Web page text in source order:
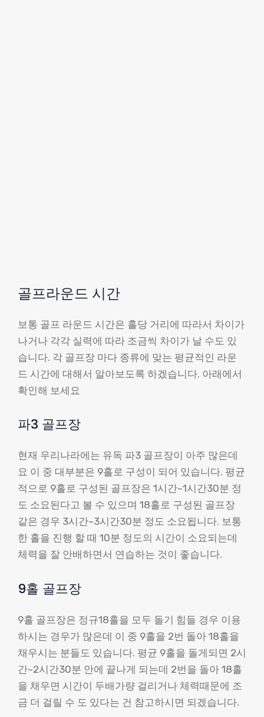
골프라운드 시간
보통 골프 라운드 시간은 홀당 거리에 따라서 차이가
나거나 각각 실력에 따라 조금씩 차이가 날 수도 있
습니다. 각 골프장 마다 종류에 맞는 평균적인 라운
드 시간에 대해서 알아보도록 하겠습니다. 아래에서
확인해 보세요
파3 골프장
현재 우리나라에는 유독 파3 골프장이 아주 많은데
요 이 중 대부분은 9홀로 구성이 되어 있습니다. 평균
적으로 9홀로 구성된 골프장은 1시간~1시간30분 정
도 소요된다고 볼 수 있으며 18홀로 구성된 골프장
같은 경우 3시간~3시간30분 정도 소요됩니다. 보통
한 홀을 진행 할 때 10분 정도의 시간이 소요되는데
체력을 잘 안배하면서 연습하는 것이 좋습니다.
9홀 골프장
9홀 골프장은 정규18홀을 모두 돌기 힘들 경우 이용
하시는 경우가 많은데 이 중 9홀을 2번 돌아 18홀을
채우시는 분들도 있습니다. 평균 9홀을 돌게되면 2시
간~2시간30분 안에 끝나게 되는데 2번을 돌아 18홀
을 채우면 시간이 두배가량 걸리거나 체력때문에 조
금 더 걸릴 수 도 있다는 건 참고하시면 되겠습니다.